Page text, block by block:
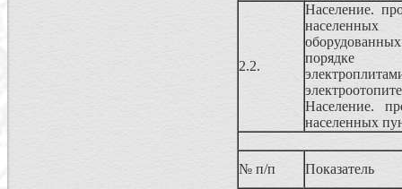
2.2.
Население.
порядке
Население.
населенных
№ п/п
Показатель